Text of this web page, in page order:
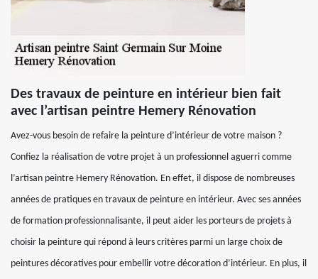
Des travaux de peinture en intérieur bien fait
avec l’artisan peintre Hemery Rénovation
Avez-vous besoin de refaire la peinture d’intérieur de votre maison ?
Confiez la réalisation de votre projet à un professionnel aguerri comme
l’artisan peintre Hemery Rénovation. En effet, il dispose de nombreuses
années de pratiques en travaux de peinture en intérieur. Avec ses années
de formation professionnalisante, il peut aider les porteurs de projets à
choisir la peinture qui répond à leurs critères parmi un large choix de
peintures décoratives pour embellir votre décoration d’intérieur. En plus, il